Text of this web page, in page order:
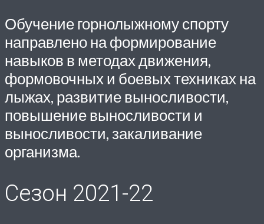
Обучение горнолыжному спорту
направлено на формирование
навыков в методах движения,
формовочных и боевых техниках на
лыжах, развитие выносливости,
повышение выносливости и
выносливости, закаливание
организма.
Сезон 2021-22